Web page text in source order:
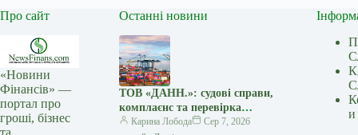
Про сайт
«Новини
Фінансів» —
портал про
гроші, бізнес
та
Останні новини
ТОВ «ДАНН.»: судові справи,
комплаєнс та перевірка
міжнародних угод — Мінфін
Карина Лобода
Сер 7, 2026
и